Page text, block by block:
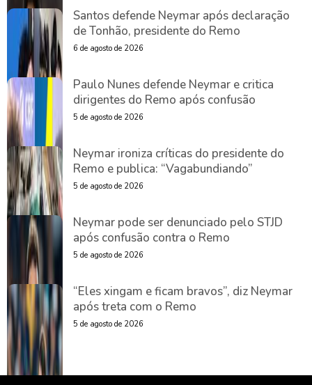
Santos defende Neymar após declaração
de Tonhão, presidente do Remo
6 de agosto de 2026
Paulo Nunes defende Neymar e critica
dirigentes do Remo após confusão
5 de agosto de 2026
Neymar ironiza críticas do presidente do
Remo e publica: “Vagabundiando”
5 de agosto de 2026
Neymar pode ser denunciado pelo STJD
após confusão contra o Remo
5 de agosto de 2026
“Eles xingam e ficam bravos”, diz Neymar
após treta com o Remo
5 de agosto de 2026